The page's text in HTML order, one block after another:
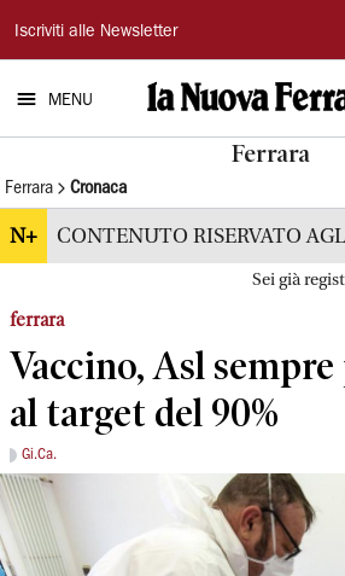
La
Nuova
Ferrara
Iscriviti alle Newsletter
MENU
Ferrara
Ferrara Cronaca
N+ CONTENUTO RISERVATO
Sei già
ferrara
Vaccino, Asl
al target del 90%
Gi.Ca.